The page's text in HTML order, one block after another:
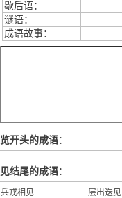
歇后语：
谜语：
成语故事：
览开头的成语：
见结尾的成语：
兵戎相见 层出迭见